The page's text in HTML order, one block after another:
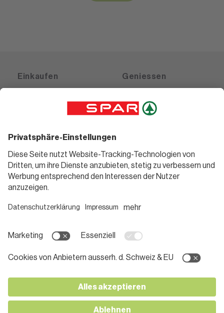
Einkaufen
Gutscheine
Geniessen
Weinwelt
Bierwelt
Informieren
Teilnahmebedingungen
Pressemitteilungen
Karriere bei SPAR
Kontakt
Folge uns